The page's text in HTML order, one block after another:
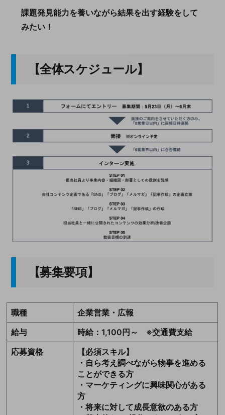
課題発見能力を養いながら結果を出す経験をして
みたい！
【全体スケジュール】
【募集要項】
職種
企業営業・広報
給与
時給：1,100円～ ※交通費支給
応募資格
【必須スキル】
・自ら考え調べながら物事を進める
ことができる方
・マーケティングに興味関心がある
方
・将来に対して成長意欲のある方